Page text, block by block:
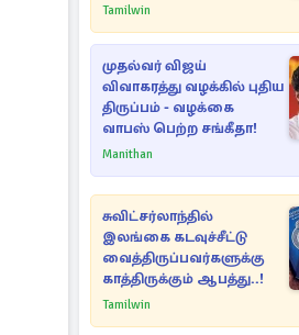
Tamilwin
முதல்வர் விஜய்
விவாகரத்து வழக்கில் புதிய
திருப்பம் - வழக்கை
வாபஸ் பெற்ற சங்கீதா!
Manithan
சுவிட்சர்லாந்தில்
இலங்கை கடவுச்சீட்டு
வைத்திருப்பவர்களுக்கு
காத்திருக்கும் ஆபத்து..!
Tamilwin